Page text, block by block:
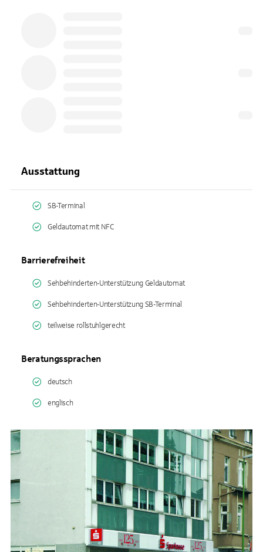
Ausstattung
SB-Terminal
Geldautomat mit NFC
Barrierefreiheit
Sehbehinderten-Unterstützung Geldautomat
Sehbehinderten-Unterstützung SB-Terminal
teilweise rollstuhlgerecht
Beratungssprachen
deutsch
englisch